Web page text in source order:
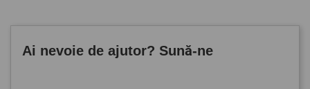
Ai nevoie de ajutor? Sună-ne